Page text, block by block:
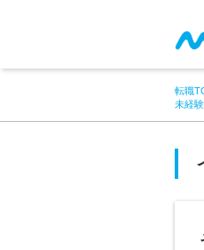
転職
未経